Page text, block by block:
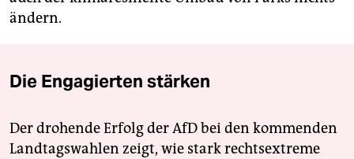
ändern.
Die Engagierten stärken
Der drohende Erfolg der AfD bei den kommenden
Landtagswahlen zeigt, wie stark rechtsextreme